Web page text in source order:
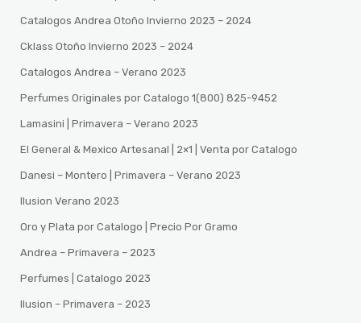
Catalogos Andrea Otoño Invierno 2023 – 2024
Cklass Otoño Invierno 2023 – 2024
Catalogos Andrea – Verano 2023
Perfumes Originales por Catalogo 1(800) 825-9452
Lamasini | Primavera – Verano 2023
El General & Mexico Artesanal | 2×1 | Venta por Catalogo
Danesi – Montero | Primavera – Verano 2023
Ilusion Verano 2023
Oro y Plata por Catalogo | Precio Por Gramo
Andrea – Primavera – 2023
Perfumes | Catalogo 2023
Ilusion – Primavera – 2023